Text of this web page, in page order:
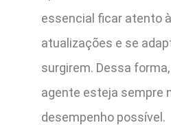
essencial ficar atento
atualizações e se
surgirem. Dessa
agente esteja sempre
desempenho possível.